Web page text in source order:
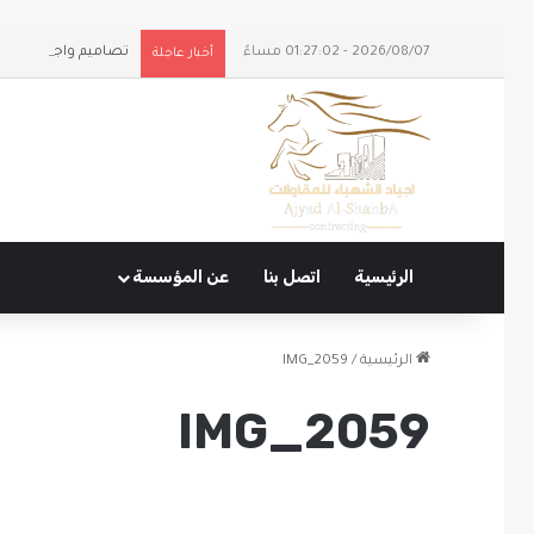
2026/08/07 - 01:27:02 مساءً أخبار عاجلة تصاميم واجهات
الرئيسية اتصل بنا عن المؤسسة
الرئيسية /
IMG_2059
IMG_2059